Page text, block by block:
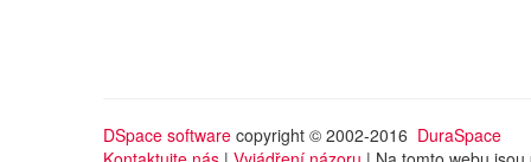
DSpace software copyright © 2002-2016 DuraSpace